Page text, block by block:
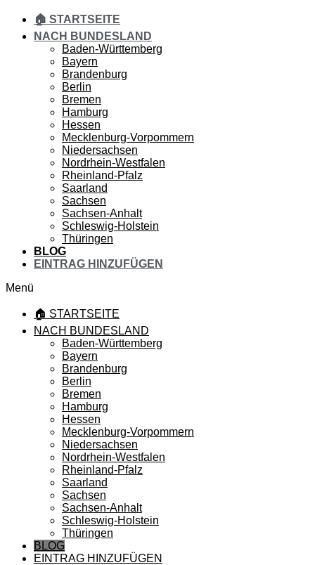
🏠 STARTSEITE
NACH BUNDESLAND
Baden-Württemberg
Bayern
Brandenburg
Berlin
Bremen
Hamburg
Hessen
Mecklenburg-Vorpommern
Niedersachsen
Nordrhein-Westfalen
Rheinland-Pfalz
Saarland
Sachsen
Sachsen-Anhalt
Schleswig-Holstein
Thüringen
BLOG
EINTRAG HINZUFÜGEN
Menü
🏠 STARTSEITE
NACH BUNDESLAND
Baden-Württemberg
Bayern
Brandenburg
Berlin
Bremen
Hamburg
Hessen
Mecklenburg-Vorpommern
Niedersachsen
Nordrhein-Westfalen
Rheinland-Pfalz
Saarland
Sachsen
Sachsen-Anhalt
Schleswig-Holstein
Thüringen
BLOG
EINTRAG HINZUFÜGEN